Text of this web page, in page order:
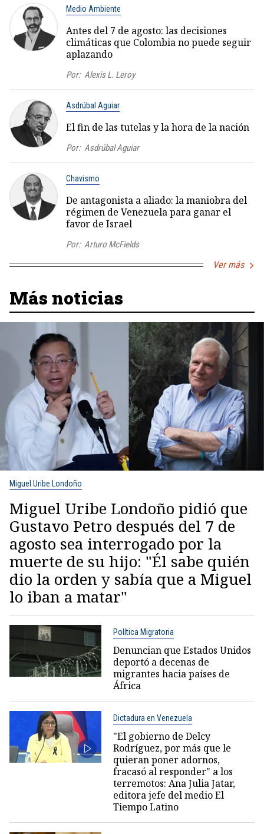
Medio Ambiente
Antes del 7 de agosto: las decisiones
climáticas que Colombia no puede seguir
aplazando
Por: Alexis L. Leroy
Asdrúbal Aguiar
El fin de las tutelas y la hora de la nación
Por: Asdrúbal Aguiar
Chavismo
De antagonista a aliado: la maniobra del
régimen de Venezuela para ganar el
favor de Israel
Por: Arturo McFields
Ver más
Más noticias
Miguel Uribe Londoño
Miguel Uribe Londoño pidió que
Gustavo Petro después del 7 de
agosto sea interrogado por la
muerte de su hijo: "Él sabe quién
dio la orden y sabía que a Miguel
lo iban a matar"
Política Migratoria
Denuncian que Estados Unidos
deportó a decenas de
migrantes hacia países de
África
Dictadura en Venezuela
"El gobierno de Delcy
Rodríguez, por más que le
quieran poner adornos,
fracasó al responder" a los
terremotos: Ana Julia Jatar,
editora jefe del medio El
Tiempo Latino